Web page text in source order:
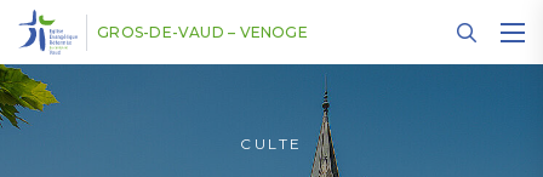
GROS-DE-VAUD – VENOGE
CULTE
Panneau de gestion des cookies